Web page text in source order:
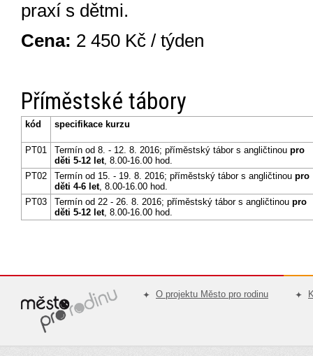
praxí s dětmi.
Cena: 2 450 Kč / týden
Příměstské tábory
kód specifikace kurzu
PT01 Termín od 8. - 12. 8. 2016; příměstský tábor s angličtinou pro
děti 5-12 let, 8.00-16.00 hod.
PT02
Termín od 15. - 19. 8. 2016; příměstský tábor s angličtinou pro
děti 4-6 let, 8.00-16.00 hod.
PT03
Termín od 22 - 26. 8. 2016; příměstský tábor s angličtinou pro
děti 5-12 let, 8.00-16.00 hod.
O projektu Město pro rodinu